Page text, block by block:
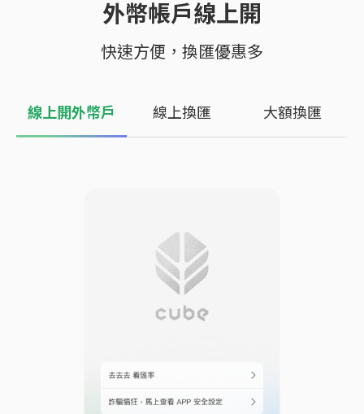
外幣帳戶線上開
快速方便，換匯優惠多
線上開外幣戶 線上換匯 大額換匯